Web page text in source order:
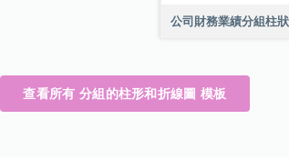
查看所有 分組的柱形和折線圖 模板